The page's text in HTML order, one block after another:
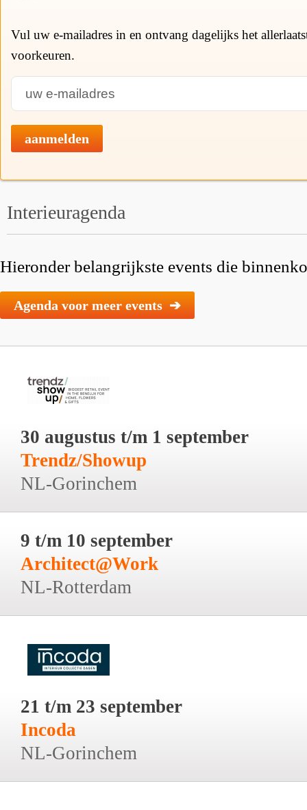
Vul uw e-mailadres in en ontvang dagelijks het
voorkeuren.
aanmelden
Interieuragenda
Hieronder belangrijkste events die
Agenda voor meer events ➔
30 augustus t/m 1 september
Trendz/Showup
NL-Gorinchem
9 t/m 10 september
Architect@Work
NL-Rotterdam
21 t/m 23 september
Incoda
NL-Gorinchem